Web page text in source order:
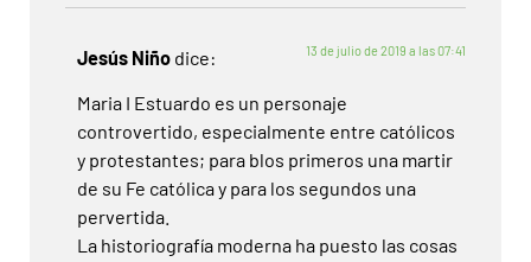
Jesús Niño dice: 13 de julio de 2019 a las 07:41
Maria I Estuardo es un personaje
controvertido, especialmente entre católicos
y protestantes; para blos primeros una martir
de su Fe católica y para los segundos una
pervertida.
La historiografía moderna ha puesto las cosas